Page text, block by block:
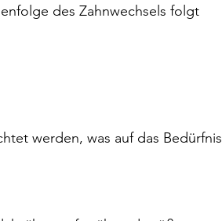
des Zahnwechsels folgt
werden, was auf das Bedürfnis